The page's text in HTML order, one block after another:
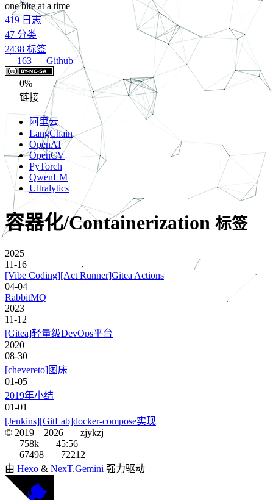
one bite at a time
419 日志
47 分类
2438 标签
163
Github
0%
链接
阿里云
LangChain
OpenAI
OpenCV
PyTorch
QwenLM
Ultralytics
容器化/Containerization 标签
2025
11-16
[Vibe Coding][Act Runner]Gitea Actions
04-04
RabbitMQ
2023
11-12
[Gitea]轻量级DevOps平台
2020
08-30
[chevereto]图床
01-05
2019年小结
01-01
[Jenkins][GitLab]docker-compose实现
© 2019 – 2026
zjykzj
758k
45:56
67498
72212
由 Hexo & NexT.Gemini 强力驱动